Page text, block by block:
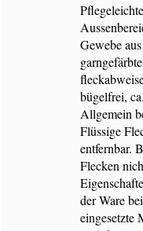
Gewebe
bügelfrei,
Allgemein
Flüssige
entfernbar.
Flecken
der Ware
eingesetzte